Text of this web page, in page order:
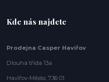
Kde nás najdete
Prodejna Casper Havířov
Dlouhá třída 13a
Havířov-Město, 736 01